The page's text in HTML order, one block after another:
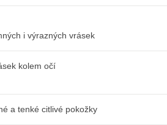
i výrazných vrásek
kolem očí
a tenké citlivé pokožky